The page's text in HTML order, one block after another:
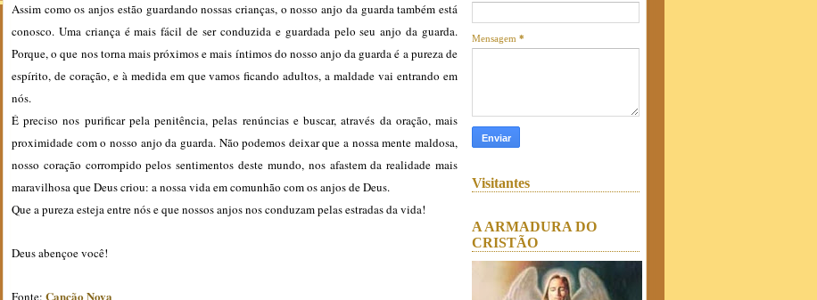
Assim como os anjos estão guardando nossas crianças, o nosso anjo da guarda também está
conosco. Uma criança é mais fácil de ser conduzida e guardada pelo seu anjo da guarda.
Porque, o que nos torna mais próximos e mais íntimos do nosso anjo da guarda é a pureza de
espírito, de coração, e à medida em que vamos ficando adultos, a maldade vai entrando em
nós.
É preciso nos purificar pela penitência, pelas renúncias e buscar, através da oração, mais
proximidade com o nosso anjo da guarda. Não podemos deixar que a nossa mente maldosa,
nosso coração corrompido pelos sentimentos deste mundo, nos afastem da realidade mais
maravilhosa que Deus criou: a nossa vida em comunhão com os anjos de Deus.
Que a pureza esteja entre nós e que nossos anjos nos conduzam pelas estradas da vida!
Deus abençoe você!
Fonte: Canção Nova
Mensagem *
Visitantes
A ARMADURA DO
CRISTÃO